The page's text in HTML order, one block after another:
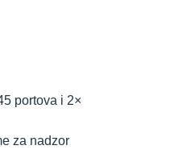
portova i 2×
za nadzor